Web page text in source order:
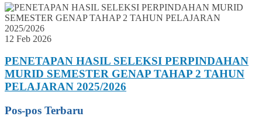
12 Feb 2026
PENETAPAN HASIL SELEKSI PERPINDAHAN
MURID SEMESTER GENAP TAHAP 2 TAHUN
PELAJARAN 2025/2026
Pos-pos Terbaru